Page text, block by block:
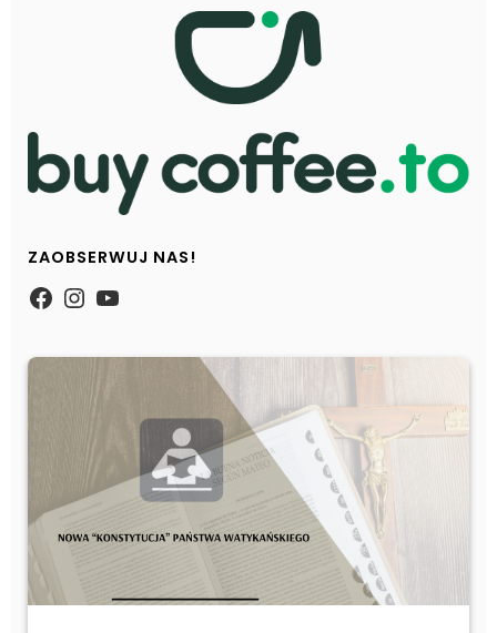
ZAOBSERWUJ NAS!
https://www.facebook.com/
Instagram
YouTube